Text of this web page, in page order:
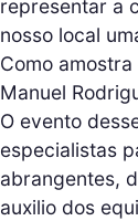
representar a
nosso local
Como
Manuel
O evento
especialistas
abrangentes,
auxilio dos